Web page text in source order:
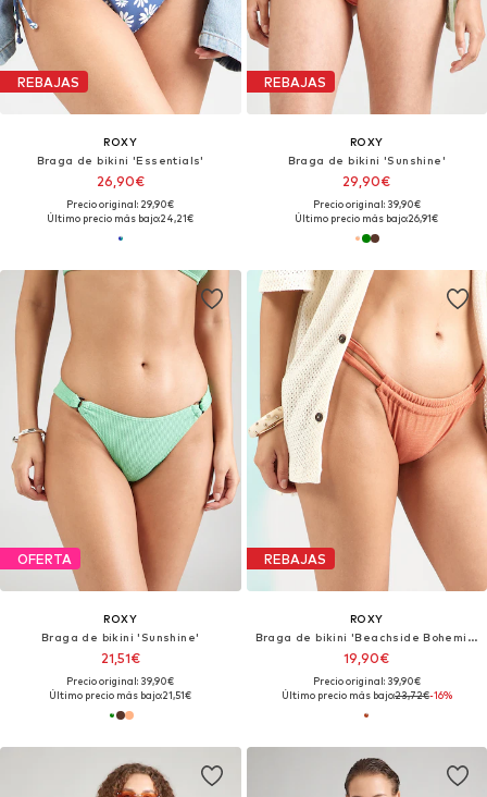
REBAJAS
ROXY
Braga de bikini 'Essentials'
26,90€
Precio original: 29,90€
Último precio más bajo:24,21€
REBAJAS
ROXY
Braga de bikini 'Sunshine'
29,90€
Precio original: 39,90€
Último precio más bajo:26,91€
OFERTA
ROXY
Braga de bikini 'Sunshine'
21,51€
Precio original: 39,90€
Último precio más bajo:21,51€
REBAJAS
ROXY
Braga de bikini 'Beachside Bohemia'
19,90€
Precio original: 39,90€
Último precio más bajo:23,72€-16%